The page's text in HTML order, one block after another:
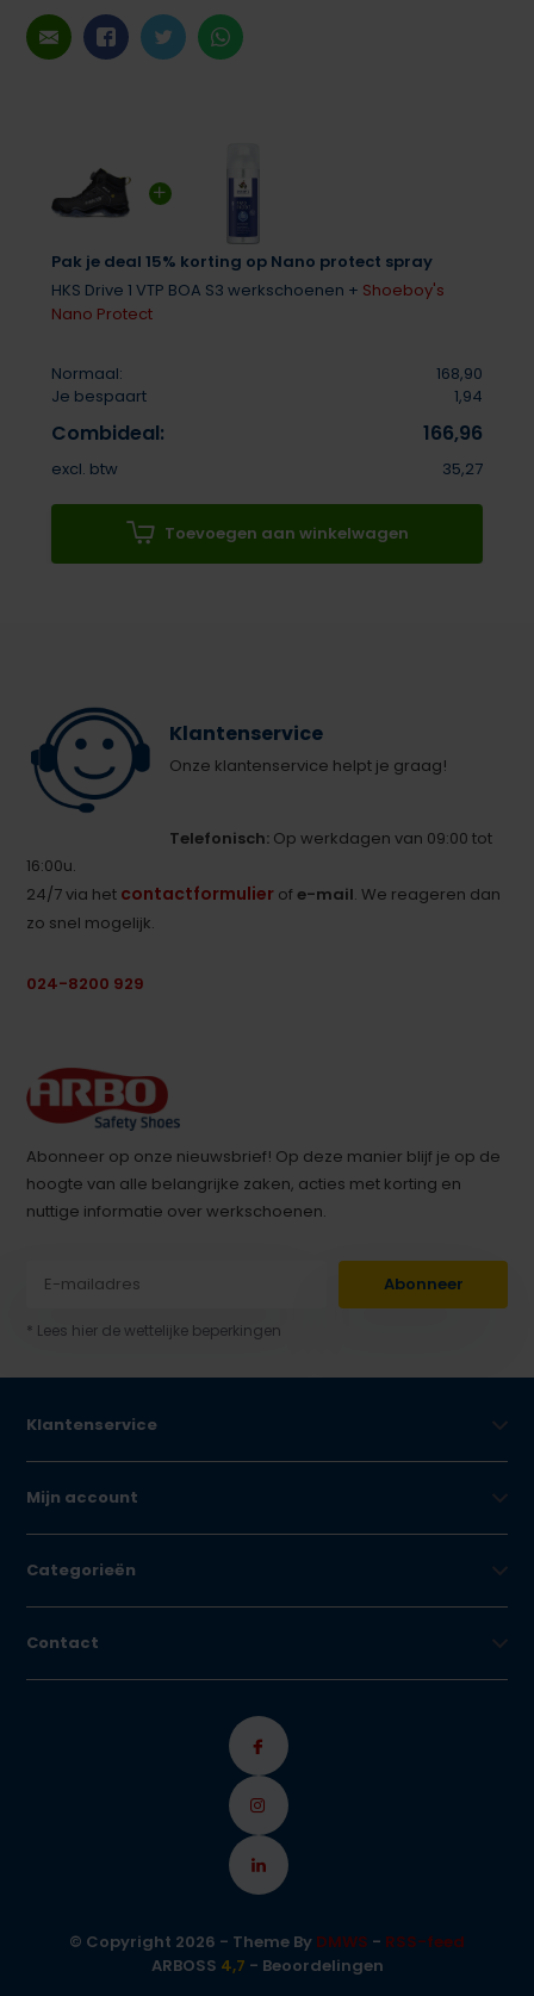
Pak je deal 15% korting op Nano protect spray
HKS Drive 1 VTP BOA S3 werkschoenen + Shoeboy's
Nano Protect
Normaal:
168,90
Je bespaart
1,94
Combideal: 166,96
excl. btw 35,27
Toevoegen aan winkelwagen
Klantenservice
Onze klantenservice helpt je graag!
Telefonisch: Op werkdagen van 09:00 tot
16:00u.
24/7 via het contactformulier ofe-mail. We reageren dan
zo snel mogelijk.
024-8200 929
Abonneer op onze nieuwsbrief! Op deze manier blijf je op de
hoogte van alle belangrijke zaken, acties met korting en
nuttige informatie over werkschoenen.
Abonneer
* Lees hier de wettelijke beperkingen
Klantenservice
Mijn account
Categorieën
Contact
© Copyright 2026 - Theme By DMWS - RSS-feed
ARBOSS 4,7 - Beoordelingen